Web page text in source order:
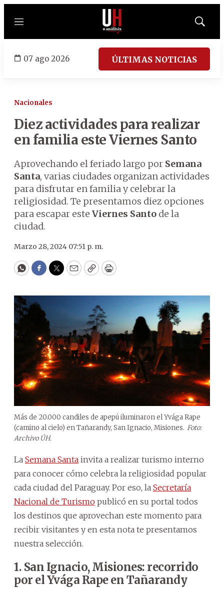
Menú
Mostrar
07 ago 2026 ÚLTIMAS NOTICIAS
Nacionales
Diez actividades para realizar
en familia este Viernes Santo
Aprovechando el feriado largo por Semana
Santa, varias ciudades organizan actividades
para disfrutar en familia y celebrar la
religiosidad. Te presentamos diez opciones
para escapar este Viernes Santo de la
ciudad.
Marzo 28, 2024 07:51 p. m.
WhatsApp
Facebook
Twitter
EmailCopyPrint
Más de 20.000 candiles de apepú iluminaron el Yvága Rape
(camino al cielo) en Tañarandy, San Ignacio, Misiones. Foto:
Archivo ÚH.
La Semana Santa invita a realizar turismo interno
para conocer cómo celebra la religiosidad popular
cada ciudad del Paraguay. Por eso, la Secretaría
Nacional de Turismo publicó en su portal todos
los destinos que aprovechan este momento para
recibir visitantes y en esta nota te presentamos
nuestra selección.
1. San Ignacio, Misiones: recorrido
por el Yvága Rape en Tañarandy